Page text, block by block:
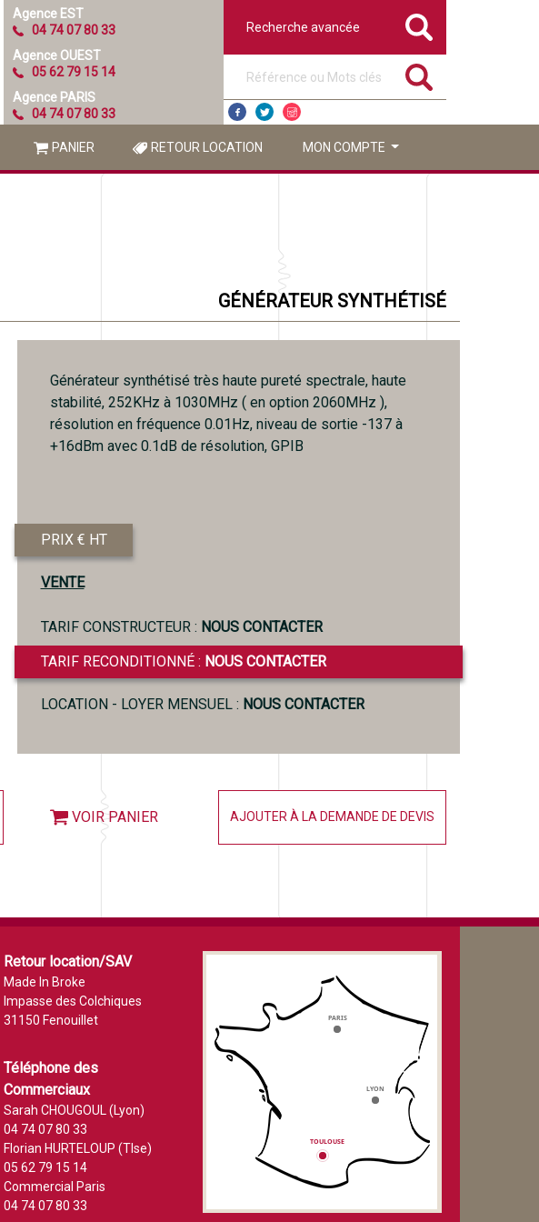
Agence EST
04 74 07 80 33
Agence OUEST
05 62 79 15 14
Agence PARIS
04 74 07 80 33
Recherche avancée
PANIER RETOUR LOCATION MON COMPTE
GÉNÉRATEUR SYNTHÉTISÉ
Générateur synthétisé très haute pureté spectrale, haute
stabilité, 252KHz à 1030MHz ( en option 2060MHz ),
résolution en fréquence 0.01Hz, niveau de sortie -137 à
+16dBm avec 0.1dB de résolution, GPIB
PRIX € HT
VENTE
TARIF CONSTRUCTEUR : NOUS CONTACTER
TARIF RECONDITIONNÉ : NOUS CONTACTER
LOCATION - LOYER MENSUEL : NOUS CONTACTER
VOIR PANIER AJOUTER À LA DEMANDE DE DEVIS
Retour location/SAV
Made In Broke
Impasse des Colchiques
31150 Fenouillet
Téléphone des
Commerciaux
Sarah CHOUGOUL (Lyon)
04 74 07 80 33
Florian HURTELOUP (Tlse)
05 62 79 15 14
Commercial Paris
04 74 07 80 33